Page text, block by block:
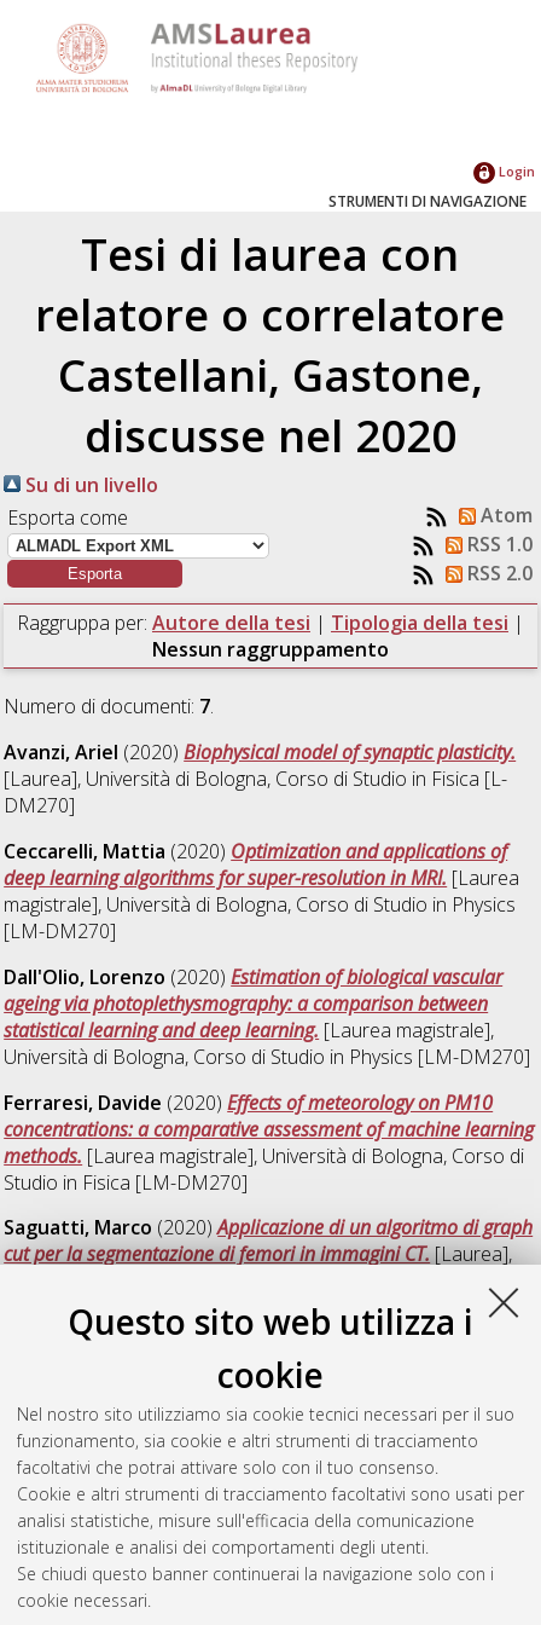
Questo sito web utilizza i
cookie
Nel nostro sito utilizziamo sia cookie tecnici necessari per il suo
funzionamento, sia cookie e altri strumenti di tracciamento
facoltativi che potrai attivare solo con il tuo consenso.
Cookie e altri strumenti di tracciamento facoltativi sono usati per
analisi statistiche, misure sull'efficacia della comunicazione
istituzionale e analisi dei comportamenti degli utenti.
Se chiudi questo banner continuerai la navigazione solo con i
cookie necessari.
Login
STRUMENTI DI NAVIGAZIONE
Tesi di laurea con
relatore o correlatore
Castellani, Gastone,
discusse nel 2020
Su di un livello
Esporta come
Atom
RSS 1.0
RSS 2.0
Raggruppa per: Autore della tesi | Tipologia della tesi |
Nessun raggruppamento
Numero di documenti: 7.
Avanzi, Ariel (2020)Biophysical model of synaptic plasticity.
[Laurea], Università di Bologna, Corso di Studio in Fisica [L-
DM270]
Ceccarelli, Mattia (2020) Optimization and applications of
deep learning algorithms for super-resolution in MRI. [Laurea
magistrale], Università di Bologna, Corso di Studio in Physics
[LM-DM270]
Dall'Olio, Lorenzo (2020)Estimation of biological vascular
ageing via photoplethysmography: a comparison between
statistical learning and deep learning. [Laurea magistrale],
Università di Bologna, Corso di Studio in Physics [LM-DM270]
Ferraresi, Davide (2020)Effects of meteorology on PM10
concentrations: a comparative assessment of machine learning
methods. [Laurea magistrale], Università di Bologna, Corso di
Studio in Fisica [LM-DM270]
Saguatti, Marco (2020)Applicazione di un algoritmo di graph
cut per la segmentazione di femori in immagini CT.[Laurea],
Fisica [L-DM270]
Documento full-text non disponibile
Università di Bologna, Corso di Studio in
Stofella, Michele(2020) Hydrogen deuterium exchange:
methods to probe protein dynamics at single residue
resolution. [Laurea magistrale], Università di Bologna, Corso di
Studio inPhysics [LM-DM270]
Questa lista e' stata generata ilFri Aug 7 00:18:25 2026 CEST